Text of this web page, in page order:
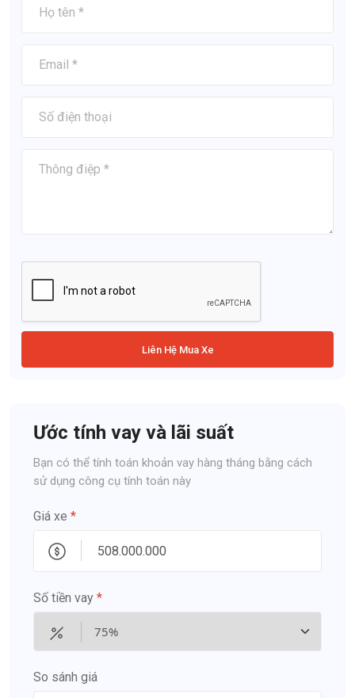
Liên Hệ Mua Xe
Ước tính vay và lãi suất
Bạn có thể tính toán khoản vay hàng tháng bằng cách
sử dụng công cụ tính toán này
Giá xe *
Số tiền vay *
So sánh giá